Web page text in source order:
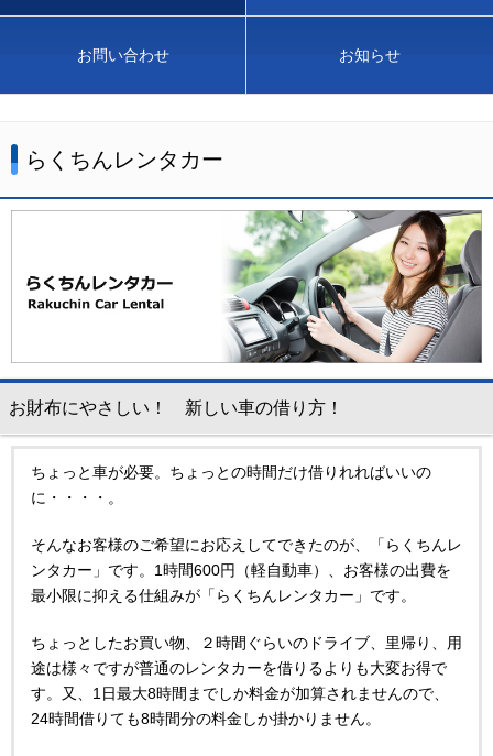
らくちんレンタカー
お問い合わせ お知らせ
らくちんレンタカー
お財布にやさしい！ 新しい車の借り方！
ちょっと車が必要。ちょっとの時間だけ借りれればいいの
に・・・・。
そんなお客様のご希望にお応えしてできたのが、「らくちんレ
ンタカー」です。1時間600円（軽自動車）、お客様の出費を
最小限に抑える仕組みが「らくちんレンタカー」です。
ちょっとしたお買い物、２時間ぐらいのドライブ、里帰り、用
途は様々ですが普通のレンタカーを借りるよりも大変お得で
す。又、1日最大8時間までしか料金が加算されませんので、
24時間借りても8時間分の料金しか掛かりません。